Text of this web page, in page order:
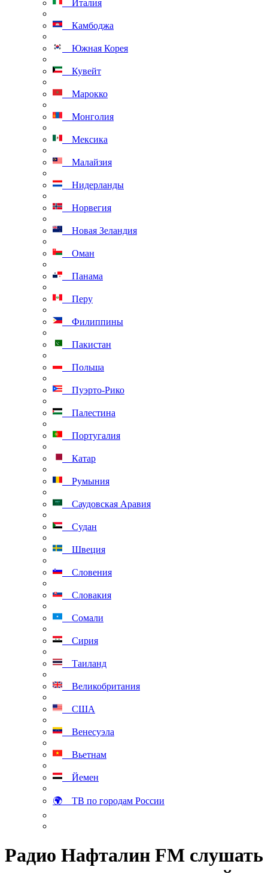
Италия
Камбоджа
Южная Корея
Кувейт
Марокко
Монголия
Мексика
Малайзия
Нидерланды
Норвегия
Новая Зеландия
Оман
Панама
Перу
Филиппины
Пакистан
Польша
Пуэрто-Рико
Палестина
Португалия
Катар
Румыния
Саудовская Аравия
Судан
Швеция
Словения
Словакия
Сомали
Сирия
Таиланд
Великобритания
США
Венесуэла
Вьетнам
Йемен
🌍 ТВ по городам России
Радио Нафталин FM слушать